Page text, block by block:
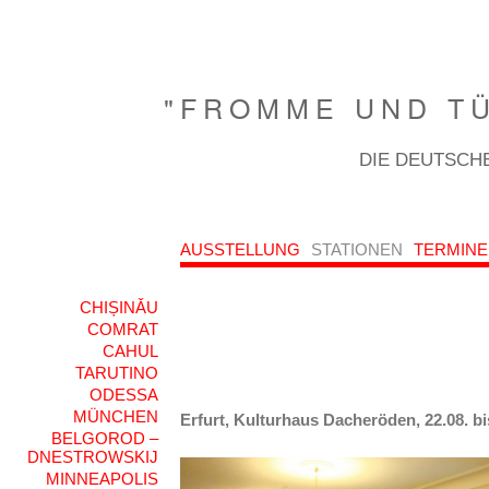
"FROMME UND
DIE
AUSSTELLUNG STATIONEN TERMINE
Erfurt, Kulturhaus
CHIȘINǍU
COMRAT
CAHUL
TARUTINO
ODESSA
MÜNCHEN
BELGOROD –
DNESTROWSKIJ
MINNEAPOLIS